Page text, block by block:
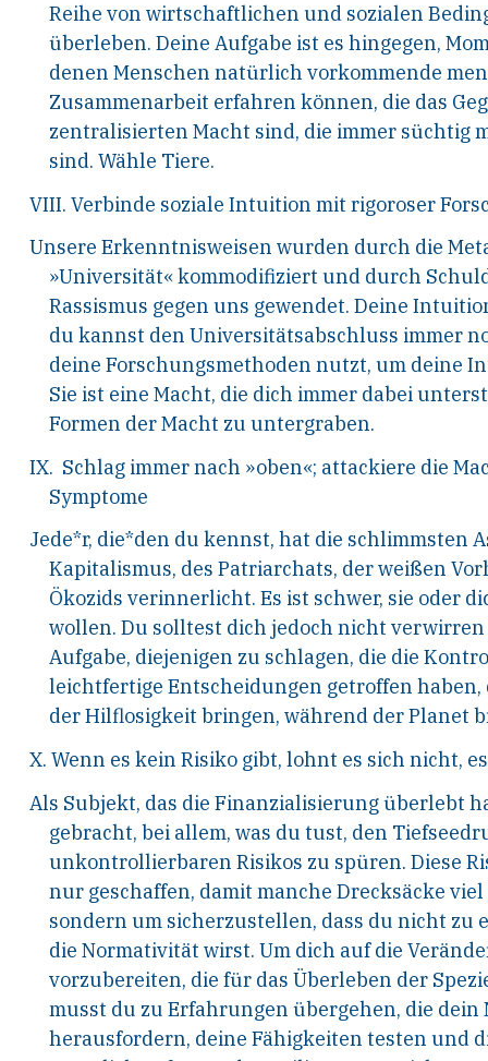
Reihe von wirtschaftlichen und sozialen
überleben. Deine Aufgabe ist es hingegen,
denen Menschen natürlich vorkommende
Zusammenarbeit erfahren können, die das
zentralisierten Macht sind, die immer süchtig
sind. Wähle Tiere.
VIII. Verbinde soziale Intuition mit rigoroser
Unsere Erkenntnisweisen wurden durch die
»Universität« kommodifiziert und durch
Rassismus gegen uns gewendet. Deine
du kannst den Universitätsabschluss immer
deine Forschungsmethoden nutzt, um deine
Sie ist eine Macht, die dich immer dabei
Formen der Macht zu untergraben.
IX. Schlag immer nach »oben«; attackiere die
Symptome
Jede*r, die*den du kennst, hat die schlimmsten
Kapitalismus, des Patriarchats, der weißen
Ökozids verinnerlicht. Es ist schwer, sie oder
wollen. Du solltest dich jedoch nicht verwirren
Aufgabe, diejenigen zu schlagen, die die
leichtfertige Entscheidungen getroffen haben,
der Hilflosigkeit bringen, während der Planet
X. Wenn es kein Risiko gibt, lohnt es sich nicht,
Als Subjekt, das die Finanzialisierung überlebt
gebracht, bei allem, was du tust, den
unkontrollierbaren Risikos zu spüren. Diese
nur geschaffen, damit manche Drecksäcke
sondern um sicherzustellen, dass du nicht zu
die Normativität wirst. Um dich auf die
vorzubereiten, die für das Überleben der
musst du zu Erfahrungen übergehen, die dein
herausfordern, deine Fähigkeiten testen und